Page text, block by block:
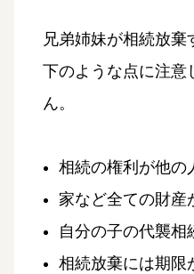
兄弟姉妹が相続放棄
下のような点に注意
ん。
相続の権利が他の
家など全ての財産
自分の子の代襲相
相続放棄には期限